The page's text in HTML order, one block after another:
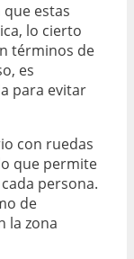
estas
lo cierto
términos de
es
para evitar
con ruedas
que permite
persona.
de
la zona